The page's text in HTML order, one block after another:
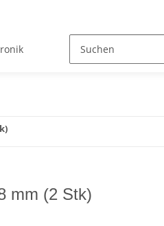
Zubehör
mm (2 Stk)